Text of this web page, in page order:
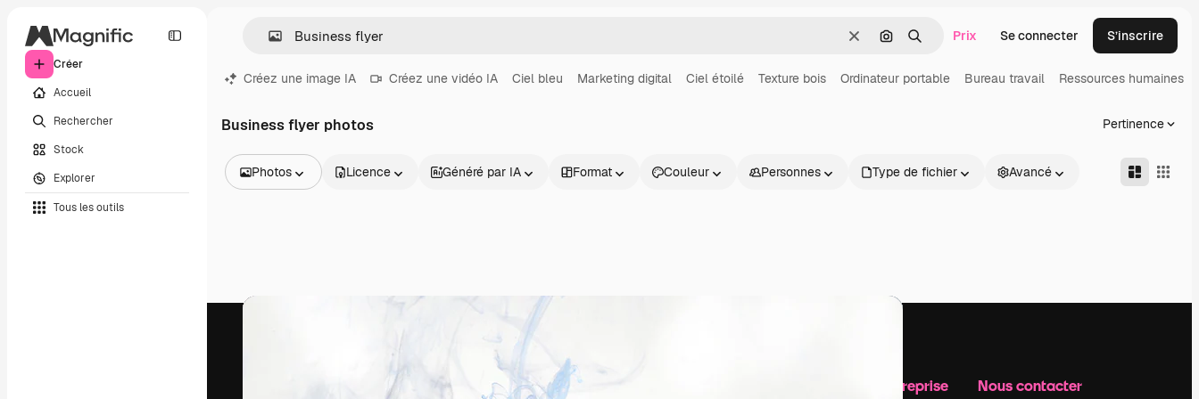
Créer
Accueil
Rechercher
Stock
Explorer
Tous les outils
EffacerRechercher par image
Rechercher
Prix Se connecter S’inscrire
Créez une image IA Créez une vidéo IA Ciel bleu Marketing digital Ciel étoilé Texture bois Ordinateur portable Bureau travail Ressources humaines
Business flyer photos Pertinence
Photos
Vidéos
Licence Généré par IA Format Couleur Personnes Type de fichier Avancé
Produits Notre entreprise Nous contacter